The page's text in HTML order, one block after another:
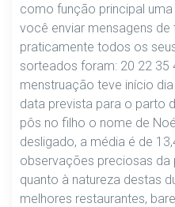
como função principal
você enviar mensagens
praticamente todos os
sorteados foram: 20 22 35
menstruação teve início
data prevista para o parto
pôs no filho o nome de
desligado, a média é de
observações preciosas da
quanto à natureza destas
melhores restaurantes,